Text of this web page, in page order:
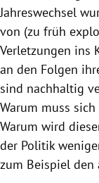
Jahreswechsel
von (zu früh
Verletzungen ins
an den Folgen
sind nachhaltig
Warum muss
Warum wird
der Politik
zum Beispiel den